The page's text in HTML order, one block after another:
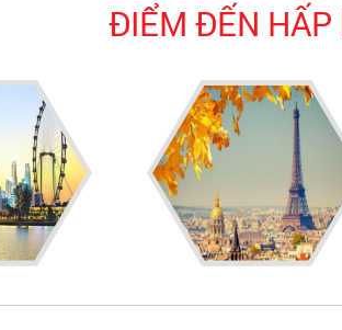
ĐIỂM ĐẾN HẤP